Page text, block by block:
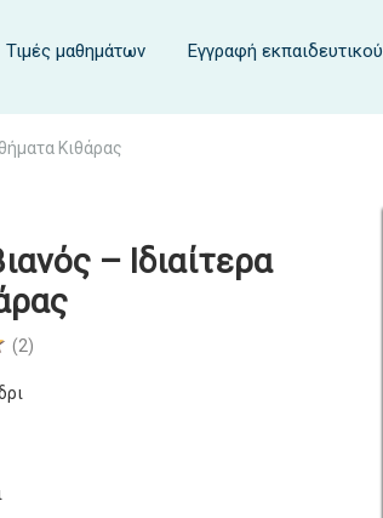
Τιμές μαθημάτων Εγγραφή εκπαιδευτικού
Κιθάρας
– Ιδιαίτερα
(2)